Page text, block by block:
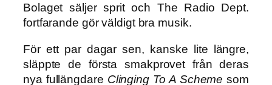
Bolaget säljer sprit och The Radio Dept.
fortfarande gör väldigt bra musik.
För ett par dagar sen, kanske lite längre,
släppte de första smakprovet från deras
nya fullängdare Clinging To A Scheme som